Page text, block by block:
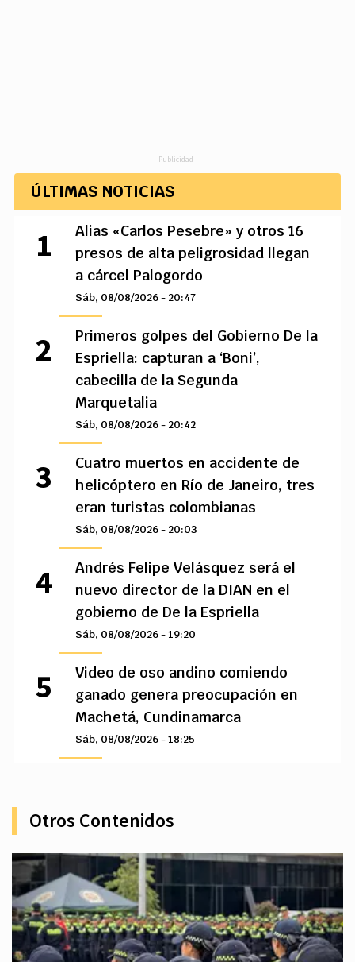
Publicidad
ÚLTIMAS NOTICIAS
Alias «Carlos Pesebre» y otros 16
presos de alta peligrosidad llegan
a cárcel Palogordo
Sáb, 08/08/2026 - 20:47
Primeros golpes del Gobierno De la
Espriella: capturan a ‘Boni’,
cabecilla de la Segunda
Marquetalia
Sáb, 08/08/2026 - 20:42
Cuatro muertos en accidente de
helicóptero en Río de Janeiro, tres
eran turistas colombianas
Sáb, 08/08/2026 - 20:03
Andrés Felipe Velásquez será el
nuevo director de la DIAN en el
gobierno de De la Espriella
Sáb, 08/08/2026 - 19:20
Video de oso andino comiendo
ganado genera preocupación en
Machetá, Cundinamarca
Sáb, 08/08/2026 - 18:25
Otros Contenidos